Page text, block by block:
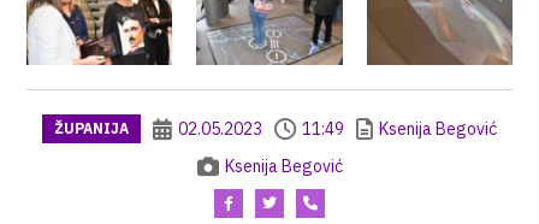
ŽUPANIJA 02.05.2023 11:49
Ksenija Begović
Ksenija Begović